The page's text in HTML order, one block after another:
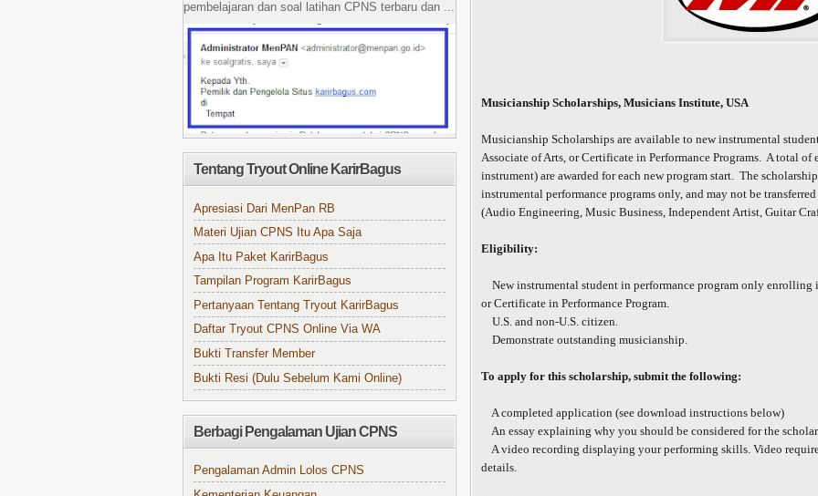
Musicianship Scholarships, Musicians Institute, USA
Musicianship Scholarships are available to new instrumental
Associate of Arts, or Certificate in Performance Programs. A total
instrument) are awarded for each new program start. The
instrumental performance programs only, and may not be
(Audio Engineering, Music Business, Independent Artist, Guitar
Eligibility:
New instrumental student in performance program only enrolling
or Certificate in Performance Program.
U.S. and non-U.S. citizen.
Demonstrate outstanding musicianship.
To apply for this scholarship, submit the following:
A completed application (see download instructions below)
An essay explaining why you should be considered for the
A video recording displaying your performing skills. Video
details.
pembelajaran dan soal latihan CPNS terbaru dan ...
Tentang Tryout Online KarirBagus
Apresiasi Dari MenPan RB
Materi Ujian CPNS Itu Apa Saja
Apa Itu Paket KarirBagus
Tampilan Program KarirBagus
Pertanyaan Tentang Tryout KarirBagus
Daftar Tryout CPNS Online Via WA
Bukti Transfer Member
Bukti Resi (Dulu Sebelum Kami Online)
Berbagi Pengalaman Ujian CPNS
Pengalaman Admin Lolos CPNS